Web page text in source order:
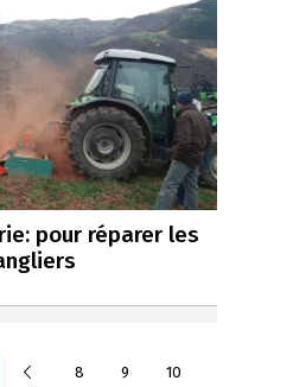
pour réparer les
Précédente
8 9
10